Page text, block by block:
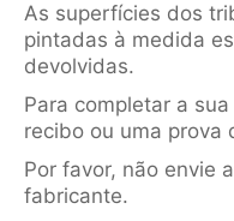
As superfícies dos
pintadas à medida
devolvidas.
Para completar a
recibo ou uma prova
Por favor, não envie
fabricante.